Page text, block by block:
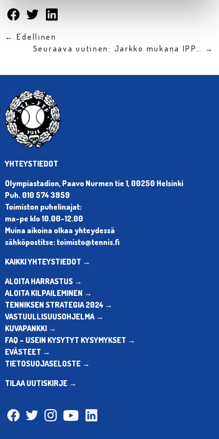
← Edellinen
Seuraava uutinen: Jarkko mukana IPP… →
YHTEYSTIEDOT
Olympiastadion, Paavo Nurmen tie 1, 00250 Helsinki
Puh. 010 574 3959
Toimiston puhelinajat:
ma-pe klo 10.00-12.00
Muina aikoina olkaa yhteydessä
sähköpostitse: toimisto@tennis.fi
KAIKKI YHTEYSTIEDOT →
ALOITA HARRASTUS →
ALOITA KILPAILEMINEN →
TENNIKSEN STRATEGIA 2024 →
VASTUULLISUUSOHJELMA →
KUVAPANKKI →
FAQ – USEIN KYSYTYT KYSYMYKSET →
EVÄSTEET →
TIETOSUOJASELOSTE →
TILAA UUTISKIRJE →